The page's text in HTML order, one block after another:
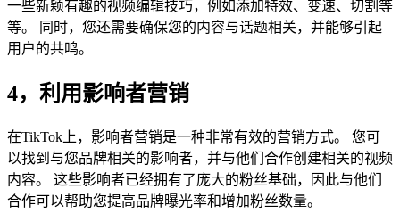
一些新颖有趣的视频编辑技巧，例如添加特效、变速、切割等
等。 同时，您还需要确保您的内容与话题相关，并能够引起
用户的共鸣。
4，利用影响者营销
在TikTok上，影响者营销是一种非常有效的营销方式。 您可
以找到与您品牌相关的影响者，并与他们合作创建相关的视频
内容。 这些影响者已经拥有了庞大的粉丝基础，因此与他们
合作可以帮助您提高品牌曝光率和增加粉丝数量。